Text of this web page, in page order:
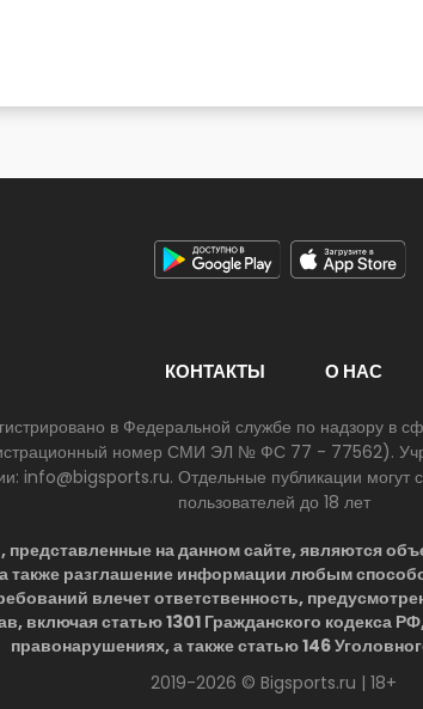
КОНТАКТЫ О НАС
в Федеральной службе по надзору в
номер СМИ ЭЛ № ФС 77 - 77562).
info@bigsports.ru. Отдельные публикации
пользователей до 18 лет
на данном сайте, являются
также разглашение информации любым
влечет ответственность,
включая статью 1301 Гражданского кодекса
правонарушениях, а также статью 146
2019-2026 © Bigsports.ru | 18+